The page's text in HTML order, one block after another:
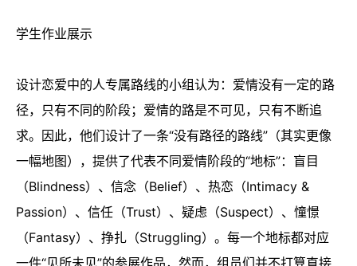
学生作业展示
设计恋爱中的人专属路线的小组认为：爱情没有一定的路
径，只有不同的阶段；爱情的路是不可见，只有不断追
求。因此，他们设计了一条“没有路径的路线”（其实更像
一幅地图），提供了代表不同爱情阶段的“地标”：盲目
（Blindness）、信念（Belief）、热恋（Intimacy &
Passion）、信任（Trust）、疑虑（Suspect）、憧憬
（Fantasy）、挣扎（Struggling）。每一个地标都对应